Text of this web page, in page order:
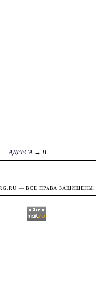
АДРЕСА→ В
— ВСЕ ПРАВА ЗАЩИЩЕНЫ.